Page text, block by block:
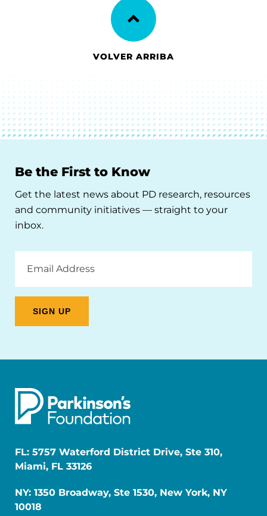
VOLVER ARRIBA
Be the First to Know
Get the latest news about PD research, resources
and community initiatives — straight to your
inbox.
Address
FL: 5757 Waterford District Drive, Ste 310,
Miami, FL 33126
NY: 1350 Broadway, Ste 1530, New York, NY
10018